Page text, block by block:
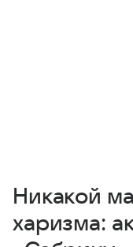
Никакой
харизма: